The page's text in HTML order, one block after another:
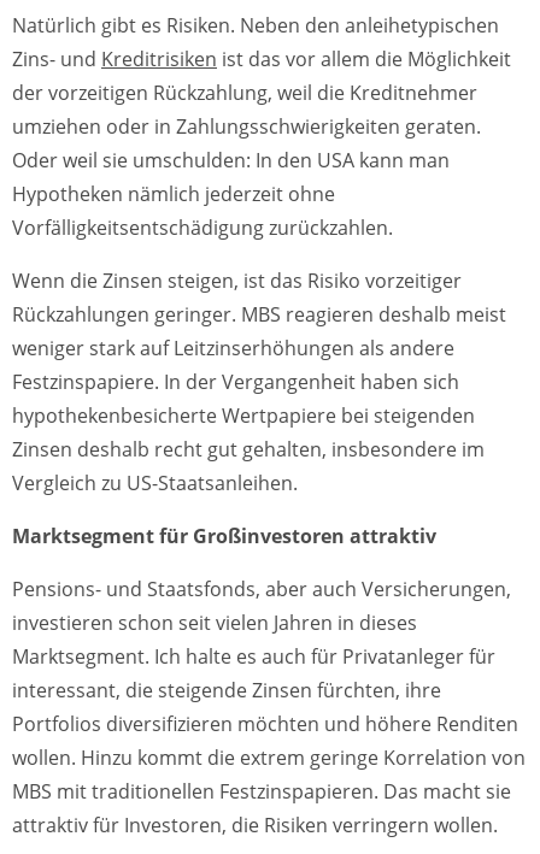
Natürlich gibt es Risiken. Neben den anleihetypischen
Zins- und Kreditrisiken ist das vor allem die Möglichkeit
der vorzeitigen Rückzahlung, weil die Kreditnehmer
umziehen oder in Zahlungsschwierigkeiten geraten.
Oder weil sie umschulden: In den USA kann man
Hypotheken nämlich jederzeit ohne
Vorfälligkeitsentschädigung zurückzahlen.
Wenn die Zinsen steigen, ist das Risiko vorzeitiger
Rückzahlungen geringer. MBS reagieren deshalb meist
weniger stark auf Leitzinserhöhungen als andere
Festzinspapiere. In der Vergangenheit haben sich
hypothekenbesicherte Wertpapiere bei steigenden
Zinsen deshalb recht gut gehalten, insbesondere im
Vergleich zu US-Staatsanleihen.
Marktsegment für Großinvestoren attraktiv
Pensions- und Staatsfonds, aber auch Versicherungen,
investieren schon seit vielen Jahren in dieses
Marktsegment. Ich halte es auch für Privatanleger für
interessant, die steigende Zinsen fürchten, ihre
Portfolios diversifizieren möchten und höhere Renditen
wollen. Hinzu kommt die extrem geringe Korrelation von
MBS mit traditionellen Festzinspapieren. Das macht sie
attraktiv für Investoren, die Risiken verringern wollen.